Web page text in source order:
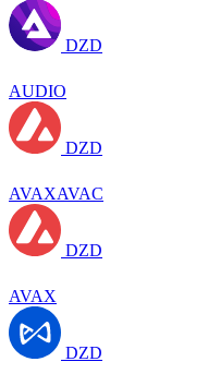
DZD
AUDIO
DZD
AVAXAVAC
DZD
AVAX
DZD